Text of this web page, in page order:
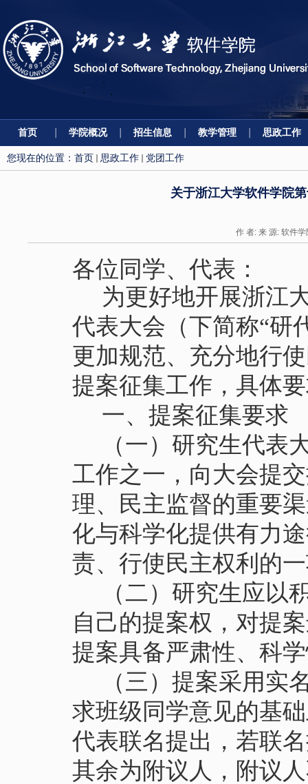
首页 学院概况 招生信息 教学管理 思政工作
您现在的位置： 首页 思政工作 党团工作
关于浙江大学软件学院
作 者: 来 源: 软件
各位同学、代表：
为更好地开展浙江
代表大会（下简称“研
更加规范、充分地行使
提案征集工作，具体
一、提案征集要求
（一） 研究生代表
工作之一，向大会提
理、民主监督的重要
化与科学化提供有力
责、行使民主权利的
（二） 研究生应以
自己的提案权，对提
提案具备严肃性、科
（ 三 ） 提案采用实
求班级同学意见的基
代表联名提出，若联
其余为附议人，附议